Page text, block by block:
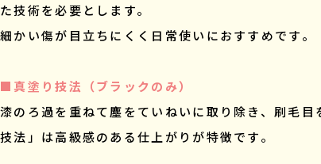
た技術を必要とします。
細かい傷が目立ちにくく日常使いにおすすめです。
■真塗り技法（ブラックのみ）
漆のろ過を重ねて塵をていねいに取り除き、刷毛
技法」は高級感のある仕上がりが特徴です。